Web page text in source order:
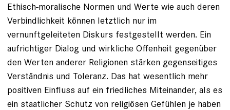
Ethisch-moralische Normen und Werte wie auch deren
Verbindlichkeit können letztlich nur im
vernunftgeleiteten Diskurs festgestellt werden. Ein
aufrichtiger Dialog und wirkliche Offenheit gegenüber
den Werten anderer Religionen stärken gegenseitiges
Verständnis und Toleranz. Das hat wesentlich mehr
positiven Einfluss auf ein friedliches Miteinander, als es
ein staatlicher Schutz von religiösen Gefühlen je haben